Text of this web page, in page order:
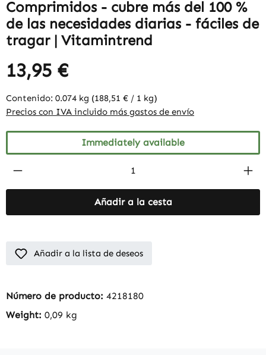
Comprimidos - cubre más del 100 %
de las necesidades diarias - fáciles de
tragar | Vitamintrend
13,95 €
Contenido: 0.074 kg (188,51 € / 1 kg)
Precios con IVA incluido más gastos de envío
Immediately available
Product Quantity: Enter the desired
Añadir a la cesta
Añadir a la lista de deseos
Número de producto: 4218180
Weight: 0,09 kg